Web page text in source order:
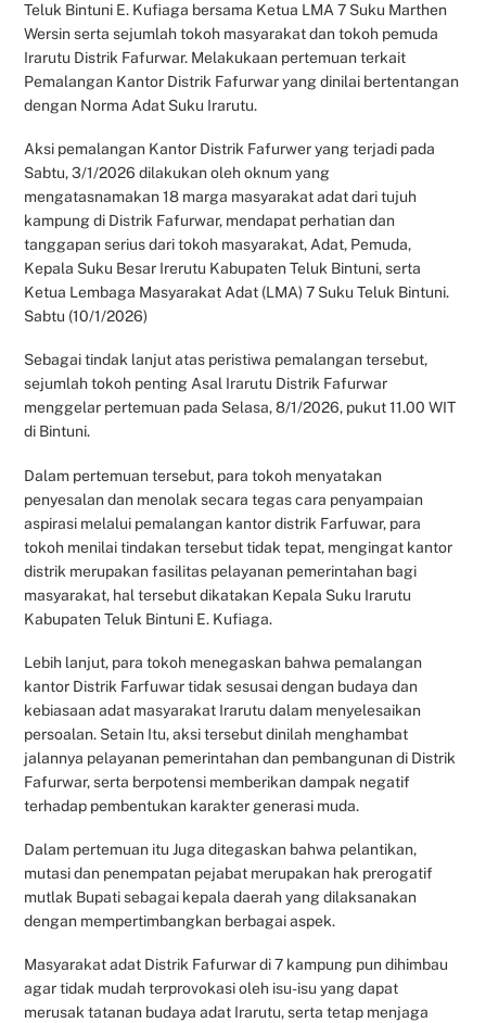
Teluk Bintuni E. Kufiaga bersama Ketua LMA 7 Suku Marthen
Wersin serta sejumlah tokoh masyarakat dan tokoh pemuda
Irarutu Distrik Fafurwar. Melakukaan pertemuan terkait
Pemalangan Kantor Distrik Fafurwar yang dinilai bertentangan
dengan Norma Adat Suku Irarutu.
Aksi pemalangan Kantor Distrik Fafurwer yang terjadi pada
Sabtu, 3/1/2026 dilakukan oleh oknum yang
mengatasnamakan 18 marga masyarakat adat dari tujuh
kampung di Distrik Fafurwar, mendapat perhatian dan
tanggapan serius dari tokoh masyarakat, Adat, Pemuda,
Kepala Suku Besar Irerutu Kabupaten Teluk Bintuni, serta
Ketua Lembaga Masyarakat Adat (LMA) 7 Suku Teluk Bintuni.
Sabtu (10/1/2026)
Sebagai tindak lanjut atas peristiwa pemalangan tersebut,
sejumlah tokoh penting Asal Irarutu Distrik Fafurwar
menggelar pertemuan pada Selasa, 8/1/2026, pukut 11.00 WIT
di Bintuni.
Dalam pertemuan tersebut, para tokoh menyatakan
penyesalan dan menolak secara tegas cara penyampaian
aspirasi melalui pemalangan kantor distrik Farfuwar, para
tokoh menilai tindakan tersebut tidak tepat, mengingat kantor
distrik merupakan fasilitas pelayanan pemerintahan bagi
masyarakat, hal tersebut dikatakan Kepala Suku Irarutu
Kabupaten Teluk Bintuni E. Kufiaga.
Lebih lanjut, para tokoh menegaskan bahwa pemalangan
kantor Distrik Farfuwar tidak sesusai dengan budaya dan
kebiasaan adat masyarakat Irarutu dalam menyelesaikan
persoalan. Setain Itu, aksi tersebut dinilah menghambat
jalannya pelayanan pemerintahan dan pembangunan di Distrik
Fafurwar, serta berpotensi memberikan dampak negatif
terhadap pembentukan karakter generasi muda.
Dalam pertemuan itu Juga ditegaskan bahwa pelantikan,
mutasi dan penempatan pejabat merupakan hak prerogatif
mutlak Bupati sebagai kepala daerah yang dilaksanakan
dengan mempertimbangkan berbagai aspek.
Masyarakat adat Distrik Fafurwar di 7 kampung pun dihimbau
agar tidak mudah terprovokasi oleh isu-isu yang dapat
merusak tatanan budaya adat Irarutu, serta tetap menjaga